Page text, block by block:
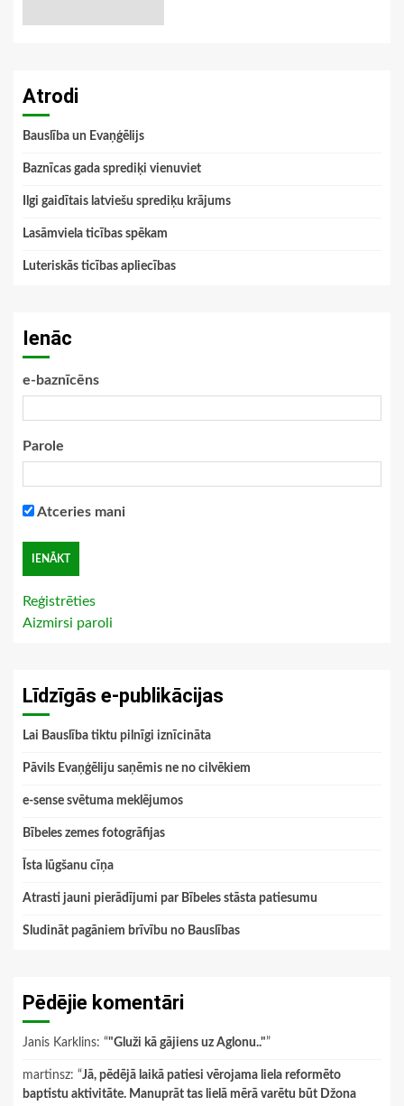
Atrodi
Bauslība un Evaņģēlijs
Baznīcas gada sprediķi vienuviet
Ilgi gaidītais latviešu sprediķu krājums
Lasāmviela ticības spēkam
Luteriskās ticības apliecības
Ienāc
e-baznīcēns
Parole
Atceries mani
Reģistrēties
Aizmirsi paroli
Līdzīgās e-publikācijas
Lai Bauslība tiktu pilnīgi iznīcināta
Pāvils Evaņģēliju saņēmis ne no cilvēkiem
e-sense svētuma meklējumos
Bībeles zemes fotogrāfijas
Īsta lūgšanu cīņa
Atrasti jauni pierādījumi par Bībeles stāsta patiesumu
Sludināt pagāniem brīvību no Bauslības
Pēdējie komentāri
Janis Karklins: “"Gluži kā gājiens uz Aglonu.."”
martinsz: “Jā, pēdējā laikā patiesi vērojama liela reformēto
baptistu aktivitāte. Manuprāt tas lielā mērā varētu būt Džona